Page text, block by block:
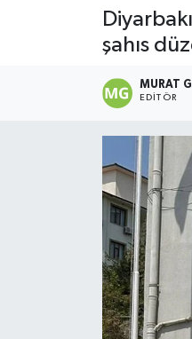
şahıs
MURAT
EDITÖR
Ekonomi
Gündem
İlim & İrfan
Tüm Manşetler
Son Dakika Haberleri
Haber Arşivi